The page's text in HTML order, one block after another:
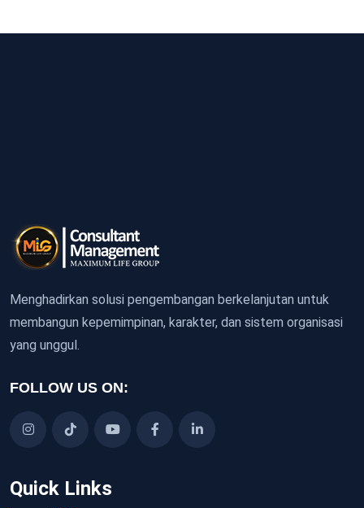
Menghadirkan solusi pengembangan berkelanjutan untuk
membangun kepemimpinan, karakter, dan sistem organisasi
yang unggul.
FOLLOW US ON:
Quick Links